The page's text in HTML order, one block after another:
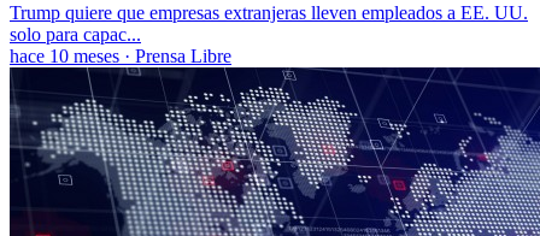
Trump quiere que empresas extranjeras lleven empleados a EE. UU.
solo para capac...
hace 10 meses · Prensa Libre